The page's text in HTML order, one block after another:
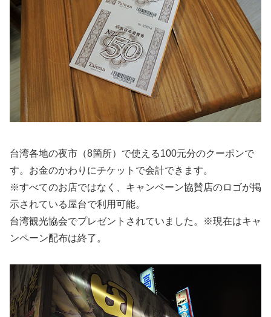
台湾各地の夜市（8箇所）で使える100元分のクーポンで
す。お金のかわりにチケットで会計できます。
※すべてのお店ではなく、キャンペーン協賛店のロゴが掲
示されている屋台で利用可能。
台湾観光協会でプレゼントされていました。※現在はキャ
ンペーン配布は終了。